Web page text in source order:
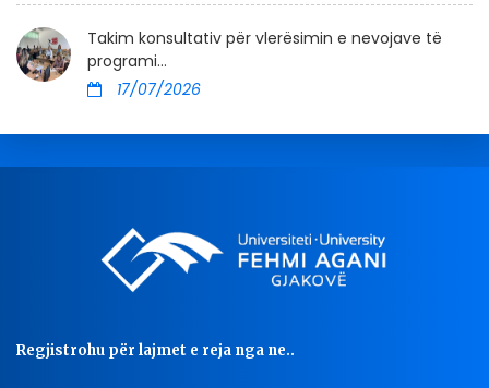
Takim konsultativ për vlerësimin e nevojave të
programi...
17/07/2026
Regjistrohu për lajmet e reja nga ne..